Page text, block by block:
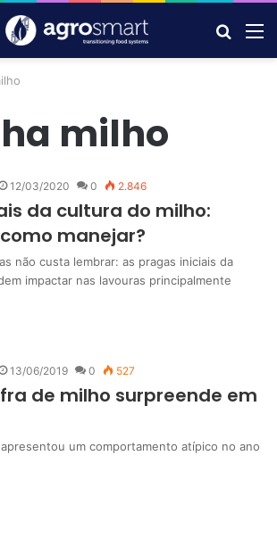
por
milho
12/03/2020 0 2.846
da cultura do milho:
manejar?
não custa lembrar: as pragas iniciais da
impactar nas lavouras principalmente
13/06/2019 0 527
de milho surpreende em
um comportamento atípico no ano